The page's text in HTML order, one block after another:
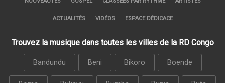
ACTUALITÉS VIDÉOS ESPACE DÉDICACE
Trouvez la musique dans toutes les villes de la RD Congo
Bandundu Beni Bikoro Boende